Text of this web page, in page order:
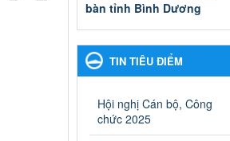
bàn tỉnh Bình Dương
thẩm quyền giải quyết của sở,
ban, ngành, Ủy ban nhân dân
cấp xã thực hiện phi địa giới
hành chính trên địa bàn tỉnh
TIN TIÊU ĐIỂM
Hội nghị Cán bộ, Công
chức 2025